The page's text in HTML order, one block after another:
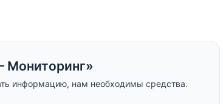
Мониторинг»
информацию, нам необходимы средства.